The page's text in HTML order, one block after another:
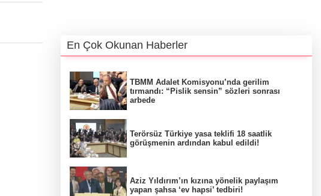
En Çok Okunan Haberler
TBMM Adalet Komisyonu’nda gerilim
tırmandı: “Pislik sensin” sözleri sonrası
arbede
Terörsüz Türkiye yasa teklifi 18 saatlik
görüşmenin ardından kabul edildi!
Aziz Yıldırım’ın kızına yönelik paylaşım
yapan şahsa ‘ev hapsi’ tedbiri!